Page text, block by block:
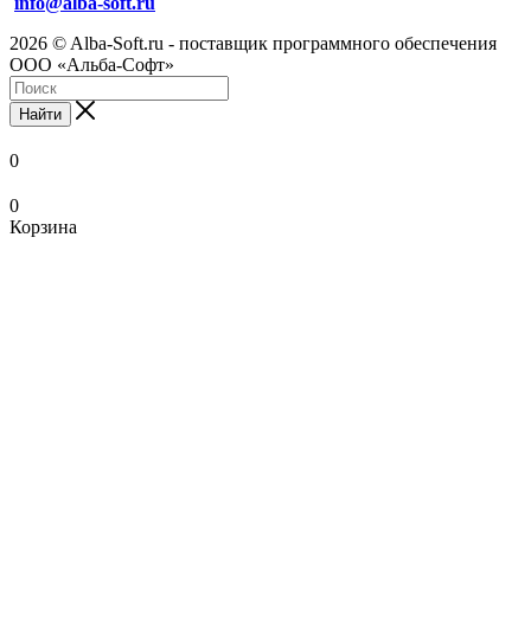
2026 © Alba-Soft.ru - поставщик программного обеспечения
ООО «Альба-Софт»
Найти
0
0
Корзина